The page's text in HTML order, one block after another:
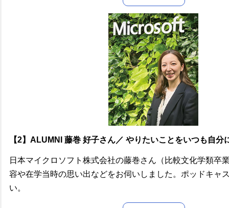
【2】ALUMNI 藤巻 好子さん／ やりたいことをいつも自分
日本マイクロソフト株式会社の藤巻さん（比較文化学類卒
容や在学当時の思い出などをお伺いしました。ポッドキャ
い。